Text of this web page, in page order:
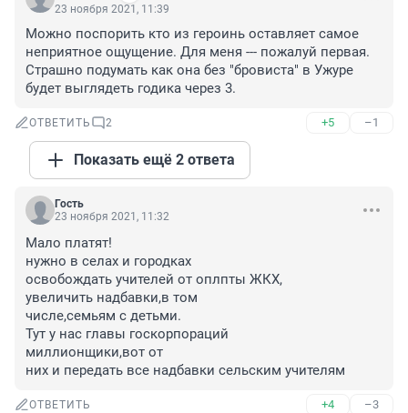
23 ноября 2021, 11:39
Можно поспорить кто из героинь оставляет самое
неприятное ощущение. Для меня --- пожалуй первая.
Страшно подумать как она без "бровиста" в Ужуре
будет выглядеть годика через 3.
ОТВЕТИТЬ 2 +5 –1
Показать ещё 2 ответа
Гость
23 ноября 2021, 11:32
Мало платят!
нужно в селах и городках
освобождать учителей от оплпты ЖКХ,
увеличить надбавки,в том
числе,семьям с детьми.
Тут у нас главы госкорпораций
миллионщики,вот от
них и передать все надбавки сельским учителям
ОТВЕТИТЬ +4 –3